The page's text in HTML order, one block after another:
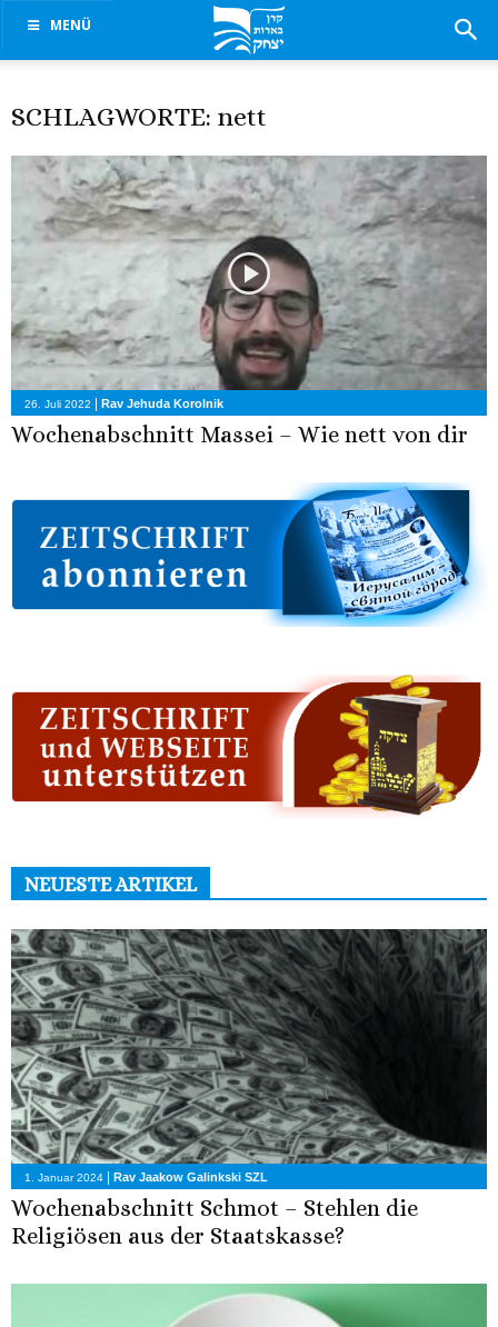
MENÜ
SCHLAGWORTE: nett
26. Juli 2022 Rav Jehuda Korolnik
Wochenabschnitt Massei – Wie nett von dir
NEUESTE ARTIKEL
1. Januar 2024 Rav Jaakow Galinkski SZL
Wochenabschnitt Schmot – Stehlen die
Religiösen aus der Staatskasse?